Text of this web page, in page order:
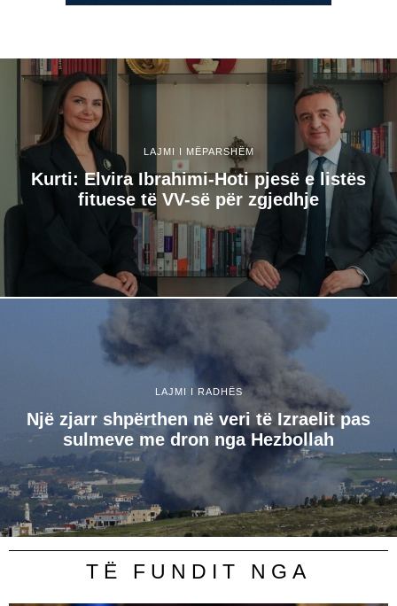
LAJMI I MËPARSHËM
Kurti: Elvira Ibrahimi-Hoti pjesë e listës
fituese të VV-së për zgjedhje
LAJMI I RADHËS
Një zjarr shpërthen në veri të Izraelit pas
sulmeve me dron nga Hezbollah
TË FUNDIT NGA